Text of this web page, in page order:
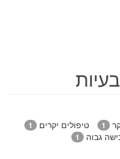
1 טיפולים יקרים 1
גבוה 1